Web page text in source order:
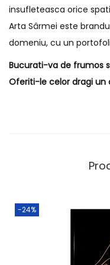
insufleteasca orice
Arta Sârmei este
domeniu, cu un
Bucurati-va de frumos
Oferiti-le celor dragi un
-24%